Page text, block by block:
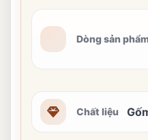
Dòng sản
Chất liệu